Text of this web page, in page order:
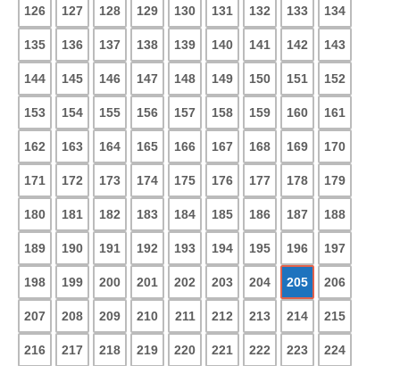
126 127 128 129 130 131 132 133 134
135 136 137 138 139 140 141 142 143
144 145 146 147 148 149 150 151 152
153 154 155 156 157 158 159 160 161
162 163 164 165 166 167 168 169 170
171 172 173 174 175 176 177 178 179
180 181 182 183 184 185 186 187 188
189 190 191 192 193 194 195 196 197
198 199 200 201 202 203 204 205 206
207 208 209 210 211 212 213 214 215
216 217 218 219 220 221 222 223 224